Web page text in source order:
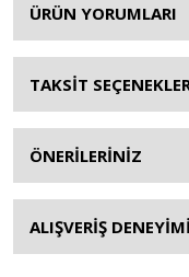
ÜRÜN YORUMLARI
TAKSİT
ÖNERİLERİNİZ
ALIŞVERİŞ DENEYİMİ